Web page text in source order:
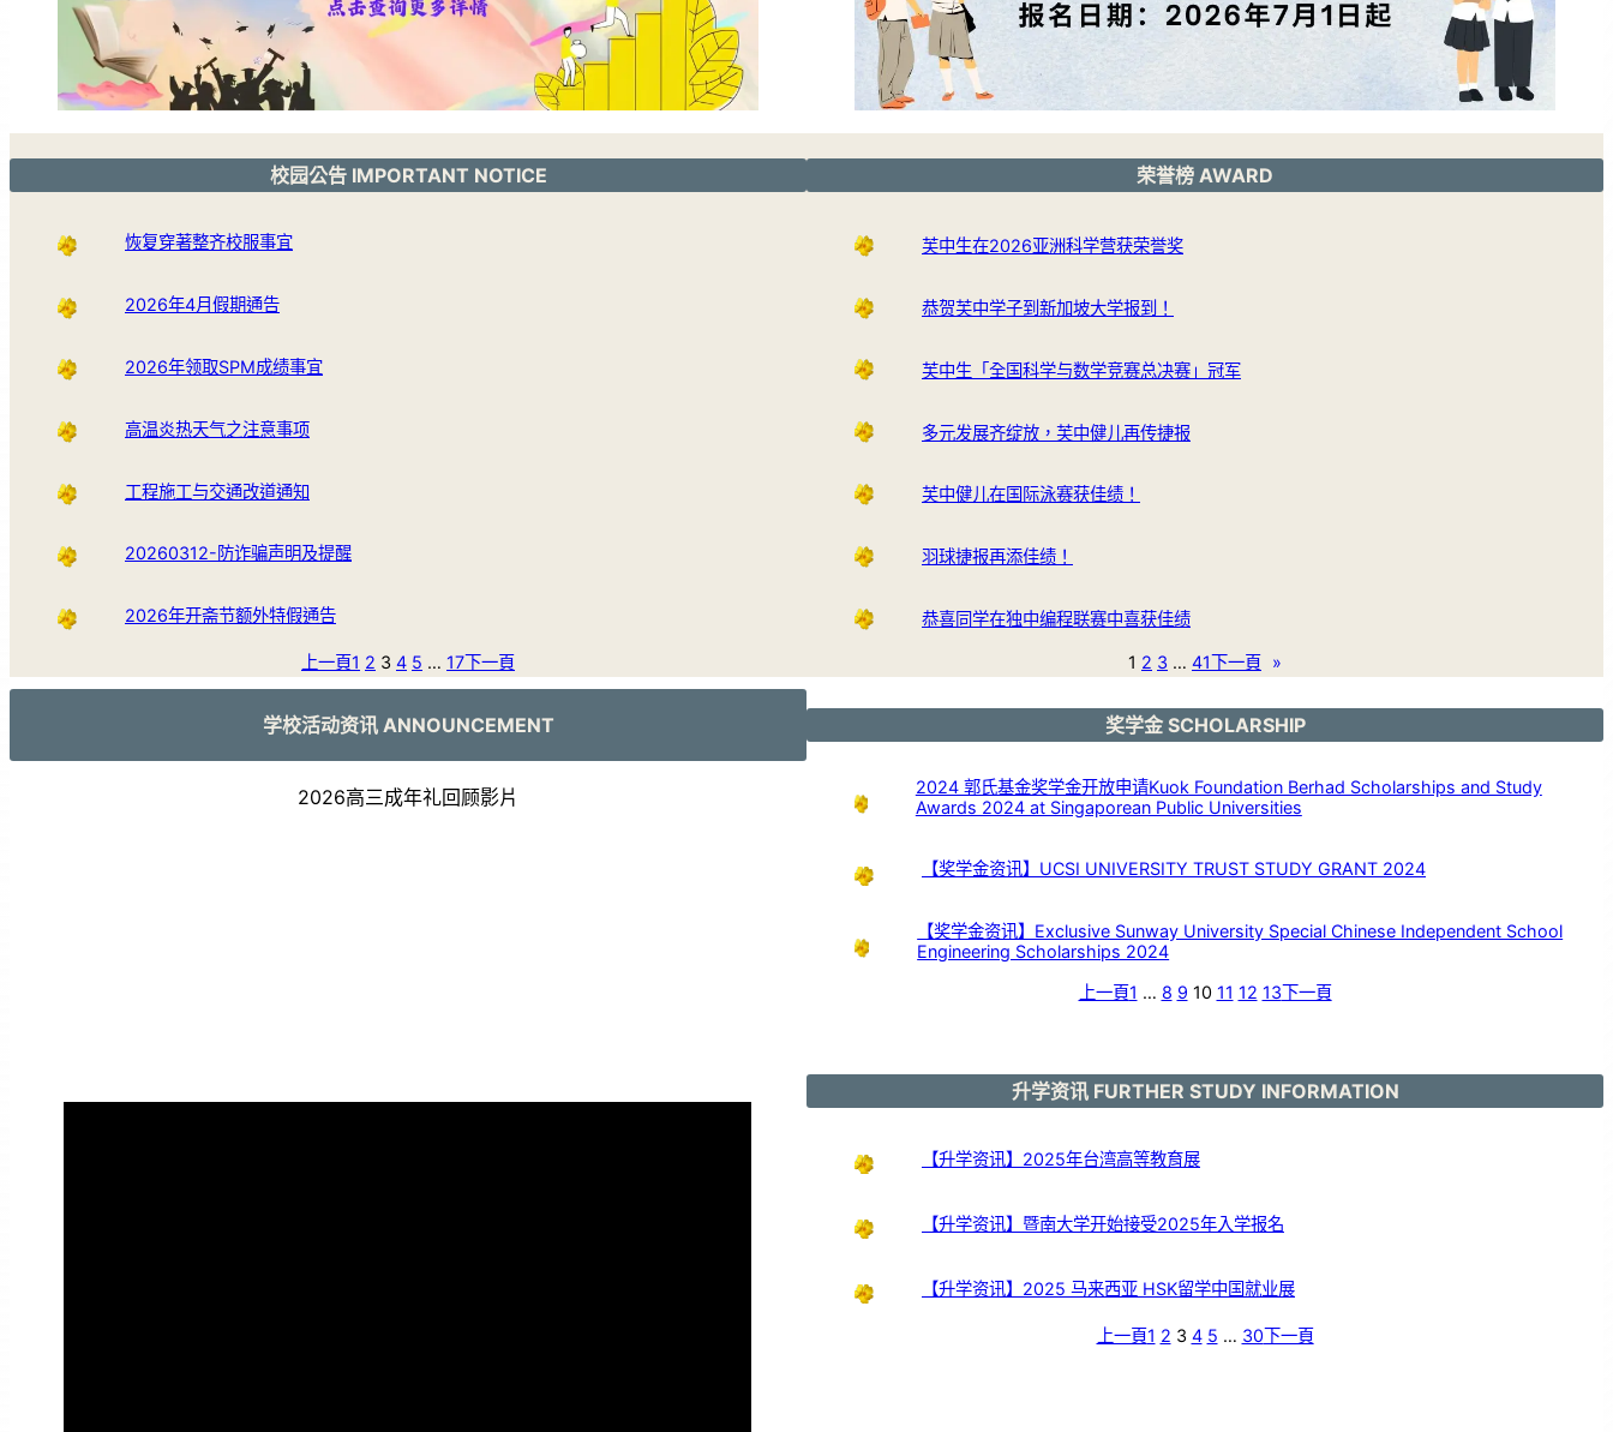
校园公告 IMPORTANT NOTICE
恢复穿著整齐校服事宜
2026年4月假期通告
2026年领取SPM成绩事宜
高温炎热天气之注意事项
工程施工与交通改道通知
20260312-防诈骗声明及提醒
2026年开斋节额外特假通告
上一頁1 2 3 4 5 … 17下一頁
荣誉榜 AWARD
芙中生在2026亚洲科学营获荣誉奖
恭贺芙中学子到新加坡大学报到！
芙中生「全国科学与数学竞赛总决赛」冠军
多元发展齐绽放，芙中健儿再传捷报
芙中健儿在国际泳赛获佳绩！
羽球捷报再添佳绩！
恭喜同学在独中编程联赛中喜获佳绩
1 2 3 … 41下一頁 »
学校活动资讯 ANNOUNCEMENT
2026高三成年礼回顾影片
奖学金 SCHOLARSHIP
2024 郭氏基金奖学金开放申请Kuok Foundation Berhad Scholarships and Study
Awards 2024 at Singaporean Public Universities
【奖学金资讯】UCSI UNIVERSITY TRUST STUDY GRANT 2024
【奖学金资讯】Exclusive Sunway University Special Chinese Independent School
Engineering Scholarships 2024
上一頁1 … 8 9 10 11 12 13下一頁
升学资讯 FURTHER STUDY INFORMATION
【升学资讯】2025年台湾高等教育展
【升学资讯】暨南大学开始接受2025年入学报名
【升学资讯】2025 马来西亚 HSK留学中国就业展
上一頁1 2 3 4 5 … 30下一頁